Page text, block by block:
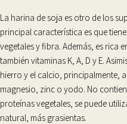
La harina de soja es otro de los
principal característica es que
vegetales y fibra. Además, es rica
también vitaminas K, A, D y E.
hierro y el calcio, principalmente,
magnesio, zinc o yodo. No
proteínas vegetales, se puede
natural, más grasientas.